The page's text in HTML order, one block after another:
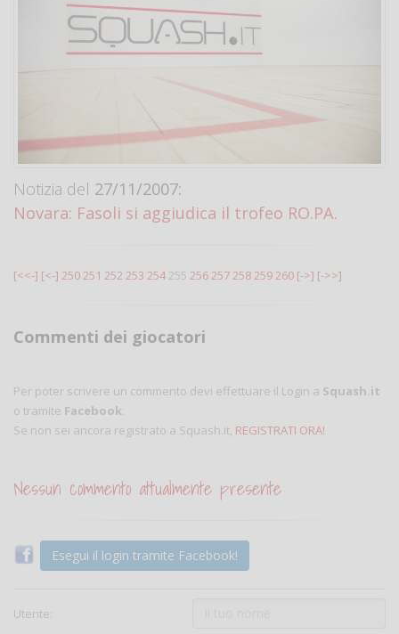
Notizia del 27/11/2007:
Novara: Fasoli si aggiudica il trofeo RO.PA.
[<<-] [<-] 250251 252 253 254 255 256257258259260 [->] [->>]
Commenti dei giocatori
Per poter scrivere un commento devi effettuare il Login a Squash.it
o tramite Facebook.
Se non sei ancora registrato a Squash.it, REGISTRATI ORA!
Nessun commento attualmente presente
Esegui il login tramite Facebook!
Utente: